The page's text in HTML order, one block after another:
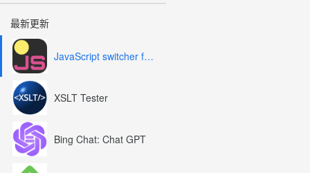
最新更新
JavaScript switcher for SEO and development
XSLT Tester
Bing Chat: Chat GPT